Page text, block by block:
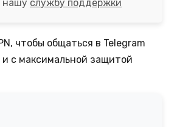
нашу службу поддержки
чтобы общаться в Telegram
и с максимальной защитой